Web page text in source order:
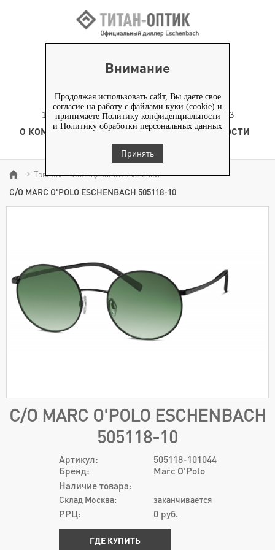
Внимание
Продолжая использовать сайт, Вы даете свое
согласие на работу с файлами куки (cookie) и
принимаете Политику конфиденциальности
и Политику обработки персональных данных
Принять
+7 (495) 653-82-70
117186, г. Москва, Севастопольский проспект, д. 23
О КОМПАНИИ ТОВАРЫ ТЕХНОЛОГИЯ
НОВОСТИ
КОНТЕНТ
> Товары > Солнцезащитные очки >
С/О MARC O'POLO ESCHENBACH 505118-10
С/О MARC O'POLO ESCHENBACH
505118-10
Артикул:
505118-101044
Бренд:
Marc O'Polo
Наличие товара:
Склад Москва: заканчивается
РРЦ: 0 руб.
ГДЕ КУПИТЬ